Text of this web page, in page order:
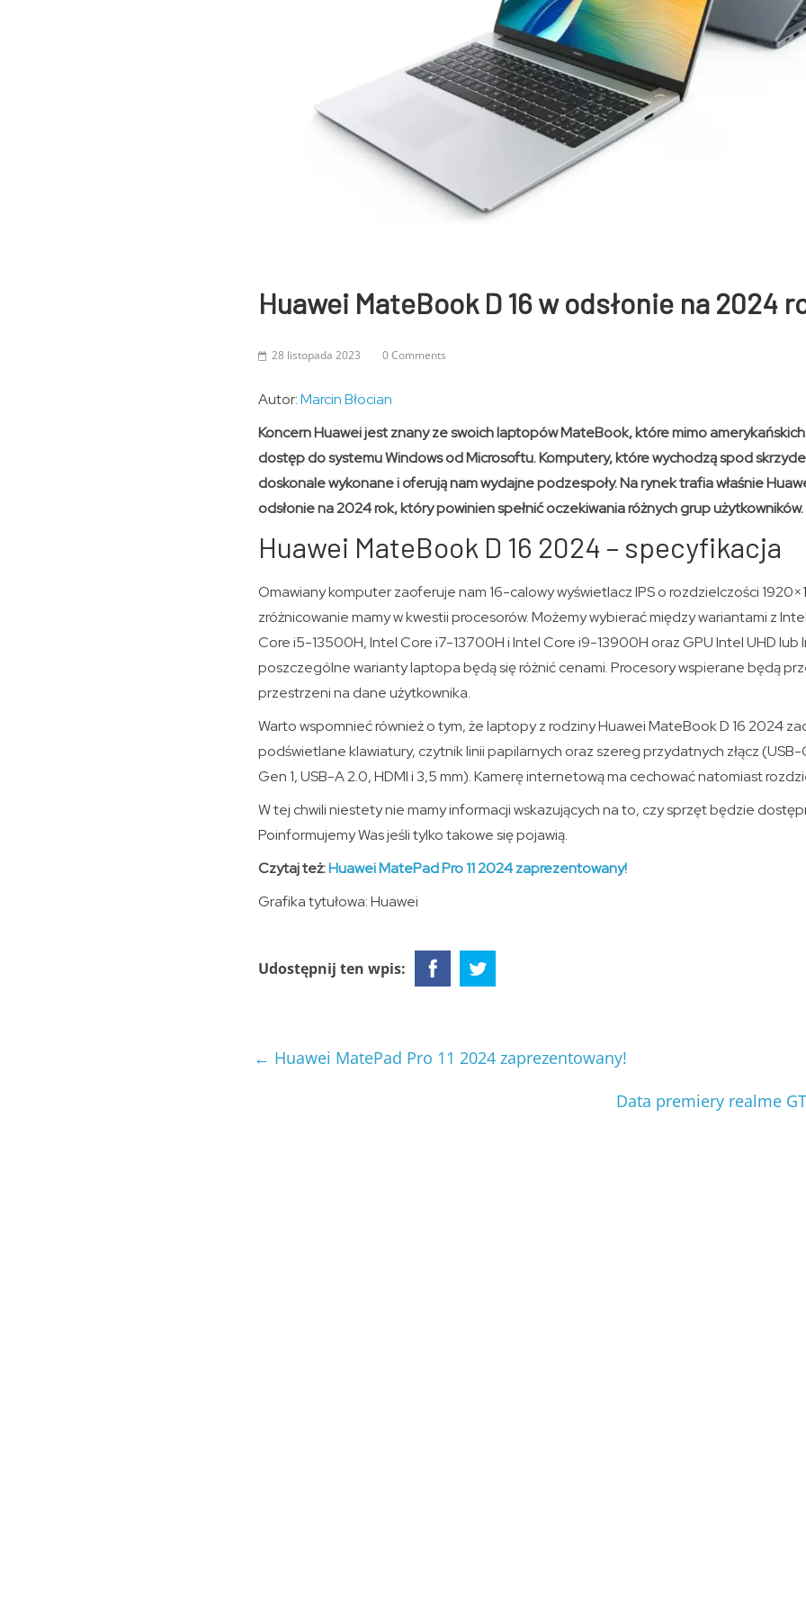
Huawei MateBook D 16 w odsłonie na 2024
28 listopada 2023 0 Comments
Autor:Marcin Błocian
Koncern Huawei jest znany ze swoich laptopów MateBook, które mimo
dostęp do systemu Windows od Microsoftu. Komputery, które wychodzą spod
doskonale wykonane i oferują nam wydajne podzespoły. Na rynek trafia właśnie
odsłonie na 2024 rok, który powinien spełnić oczekiwania różnych grup użytkowników.
Huawei MateBook D 16 2024 – specyfikacja
Omawiany komputer zaoferuje nam 16-calowy wyświetlacz IPS o rozdzielczości
zróżnicowanie mamy w kwestii procesorów. Możemy wybierać między wariantami z
Core i5-13500H, Intel Core i7-13700H i Intel Core i9-13900H oraz GPU Intel UHD lub
poszczególne warianty laptopa będą się różnić cenami. Procesory wspierane będą
przestrzeni na dane użytkownika.
Warto wspomnieć również o tym, że laptopy z rodziny Huawei MateBook D 16 2024
podświetlane klawiatury, czytnik linii papilarnych oraz szereg przydatnych złącz (USB-
Gen 1, USB-A 2.0, HDMI i 3,5 mm). Kamerę internetową ma cechować natomiast
W tej chwili niestety nie mamy informacji wskazujących na to, czy sprzęt będzie
Poinformujemy Was jeśli tylko takowe się pojawią.
Czytaj też:Huawei MatePad Pro 11 2024 zaprezentowany!
Grafika tytułowa: Huawei
Udostępnij ten wpis:
← Huawei MatePad Pro 11 2024 zaprezentowany!
Data premiery realme